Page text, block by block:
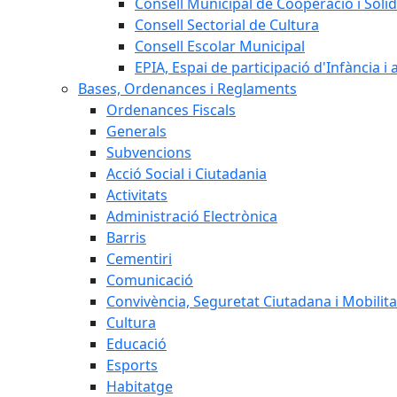
Consell Sectorial de Cultura
Consell Escolar Municipal
EPIA, Espai de participació d'Infància i
Bases, Ordenances i Reglaments
Ordenances Fiscals
Generals
Subvencions
Acció Social i Ciutadania
Activitats
Administració Electrònica
Barris
Cementiri
Comunicació
Convivència, Seguretat Ciutadana i
Cultura
Educació
Esports
Habitatge